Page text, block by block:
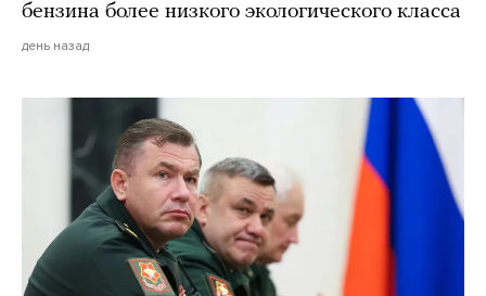
бензина более низкого экологического класса
день назад